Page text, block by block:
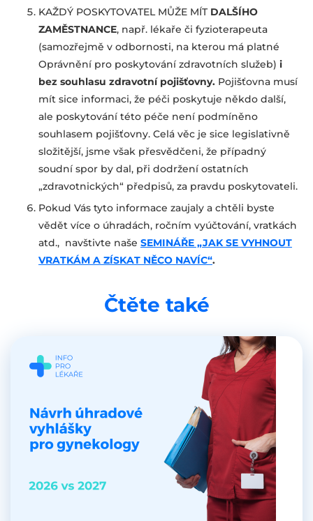
KAŽDÝ POSKYTOVATEL MŮŽE MÍT DALŠÍHO
ZAMĚSTNANCE, např. lékaře či fyzioterapeuta
(samozřejmě v odbornosti, na kterou má platné
Oprávnění pro poskytování zdravotních služeb) i
bez souhlasu zdravotní pojišťovny. Pojišťovna musí
mít sice informaci, že péči poskytuje někdo další,
ale poskytování této péče není podmíněno
souhlasem pojišťovny. Celá věc je sice legislativně
složitější, jsme však přesvědčeni, že případný
soudní spor by dal, při dodržení ostatních
„zdravotnických“ předpisů, za pravdu poskytovateli.
Pokud Vás tyto informace zaujaly a chtěli byste
vědět více o úhradách, ročním vyúčtování, vratkách
atd., navštivte naše SEMINÁŘE „JAK SE VYHNOUT
VRATKÁM A ZÍSKAT NĚCO NAVÍC“.
Čtěte také